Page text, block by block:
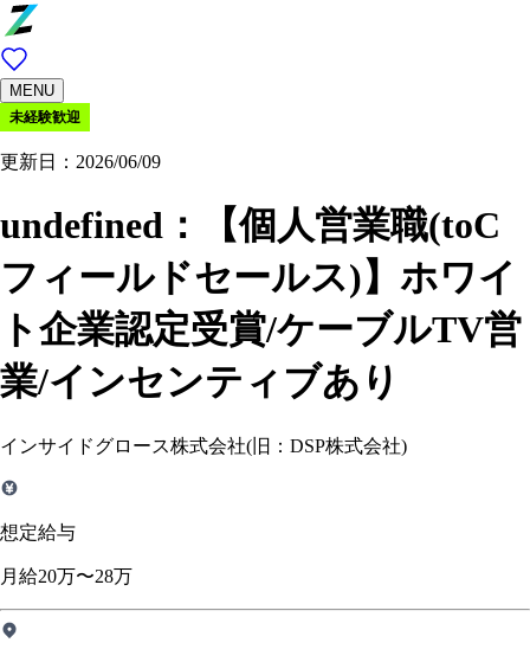
MENU
未経験歓迎
更新日：2026/06/09
undefined：
【個人営業職(toC
フィールドセールス)】ホワイ
ト企業認定受賞/ケーブルTV営
業/インセンティブあり
インサイドグロース株式会社(旧：DSP株式会社)
想定給与
月給20万〜28万